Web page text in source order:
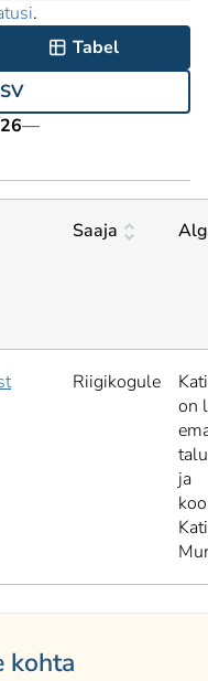
.
Tabel
—
Saaja
Riigikogule
on
ja
kohta